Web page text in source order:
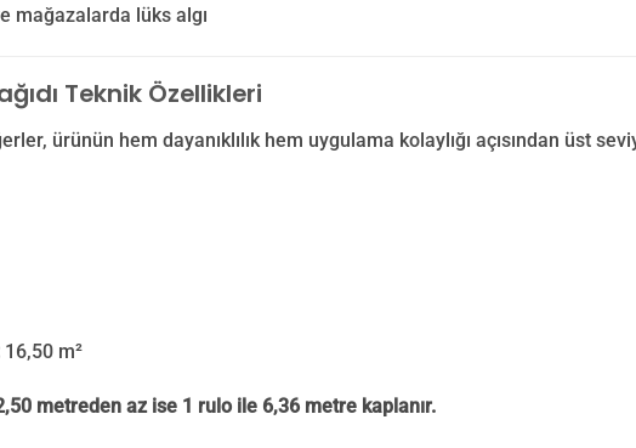
mağazalarda lüks algı
Teknik Özellikleri
ürünün hem dayanıklılık hem uygulama kolaylığı açısından üst
16,50 m²
metreden az ise 1 rulo ile 6,36 metre kaplanır.